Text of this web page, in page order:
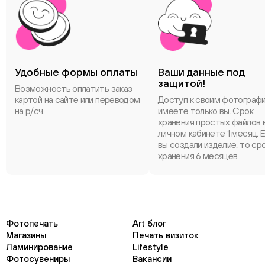
Удобные формы оплаты
Возможность оплатить заказ
картой на сайте или переводом
на р/сч.
Ваши данные под
защитой!
Доступ к своим
имеете только вы. Срок
хранения простых файлов
личном кабинете 1 месяц.
вы создали изделие, то
хранения 6 месяцев.
Фотопечать
Art блог
Магазины
Печать визиток
Ламинирование
Lifestyle
Фотосувениры
Вакансии